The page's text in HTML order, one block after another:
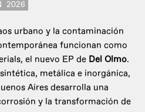
2026
urbano y la contaminación
funcionan como
el nuevo EP de Del Olmo.
metálica e inorgánica,
Aires desarrolla una
y la transformación de